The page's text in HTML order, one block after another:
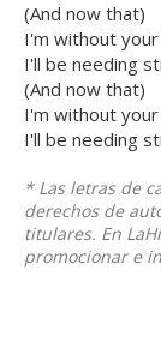
(And now that)
I'm without
I'll be needing
(And now that)
I'm without
I'll be needing
* Las letras de
derechos de
titulares. En
promocionar e